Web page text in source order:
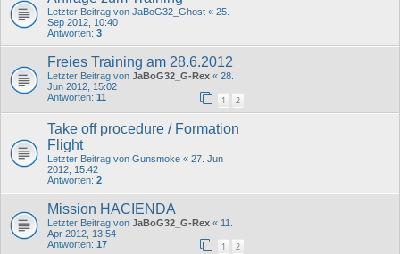
Letzter Beitrag von JaBoG32_Ghost « 25.
Sep 2012, 10:40
Antworten: 3
Freies Training am 28.6.2012
Letzter Beitrag von JaBoG32_G-Rex « 28.
Jun 2012, 15:02
Antworten: 11 1 2
Take off procedure / Formation
Flight
Letzter Beitrag von Gunsmoke « 27. Jun
2012, 15:42
Antworten: 2
Mission HACIENDA
Letzter Beitrag von JaBoG32_G-Rex « 11.
Apr 2012, 13:54
Antworten: 17 1 2